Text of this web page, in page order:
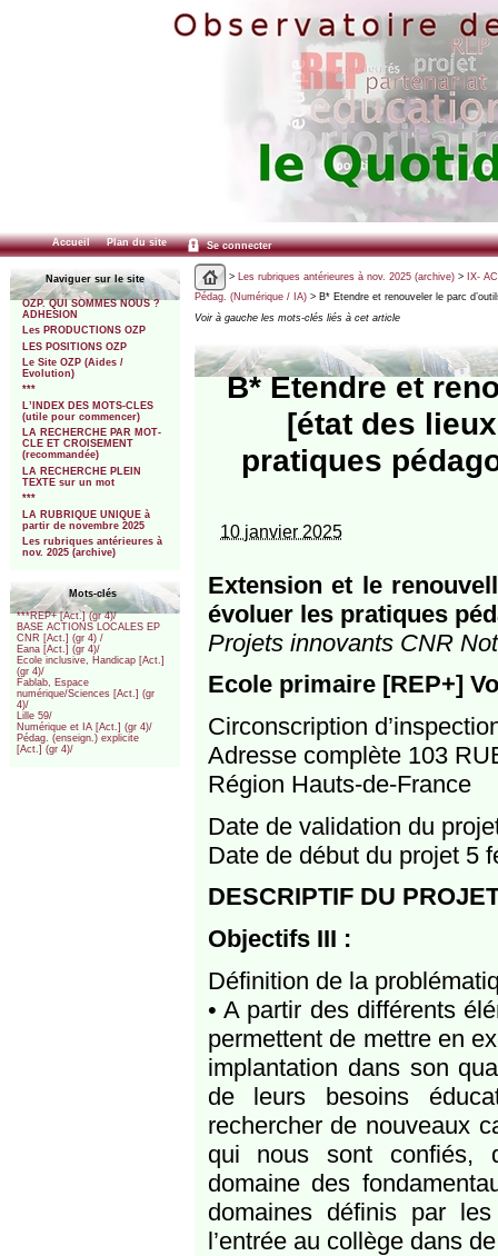
Accueil Plan du site Se connecter
Naviguer sur le site
OZP. QUI SOMMES NOUS ?
ADHESION
Les PRODUCTIONS OZP
LES POSITIONS OZP
Le Site OZP (Aides /
Evolution)
***
L’INDEX DES MOTS-CLES
(utile pour commencer)
LA RECHERCHE PAR MOT-
CLE ET CROISEMENT
(recommandée)
LA RECHERCHE PLEIN
TEXTE sur un mot
***
LA RUBRIQUE UNIQUE à
partir de novembre 2025
Les rubriques antérieures à
nov. 2025 (archive)
Mots-clés
***REP+ [Act.] (gr 4)/
BASE ACTIONS LOCALES EP
CNR [Act.] (gr 4) /
Eana [Act.] (gr 4)/
Ecole inclusive, Handicap [Act.]
(gr 4)/
Fablab, Espace
numérique/Sciences [Act.] (gr
4)/
Lille 59/
Numérique et IA [Act.] (gr 4)/
Pédag. (enseign.) explicite
[Act.] (gr 4)/
> Les rubriques antérieures à nov. 2025 (archive)> IX-
Pédag. (Numérique / IA)> B* Etendre et renouveler le parc
Voir à gauche les mots-clés liés à cet article
B* Etendre et
[état des
pratiques
10 janvier 2025
Extension et le
évoluer les pratiques
Projets innovants CNR
Ecole primaire [REP+]
Circonscription
Adresse complète 103
Région Hauts-de-France
Date de validation du
Date de début du projet 5
DESCRIPTIF DU
Objectifs III :
Définition de la
• A partir des différents
permettent de mettre en
implantation dans son
de leurs besoins
rechercher de nouveaux
qui nous sont confiés,
domaine des
domaines définis par
l’entrée au collège dans